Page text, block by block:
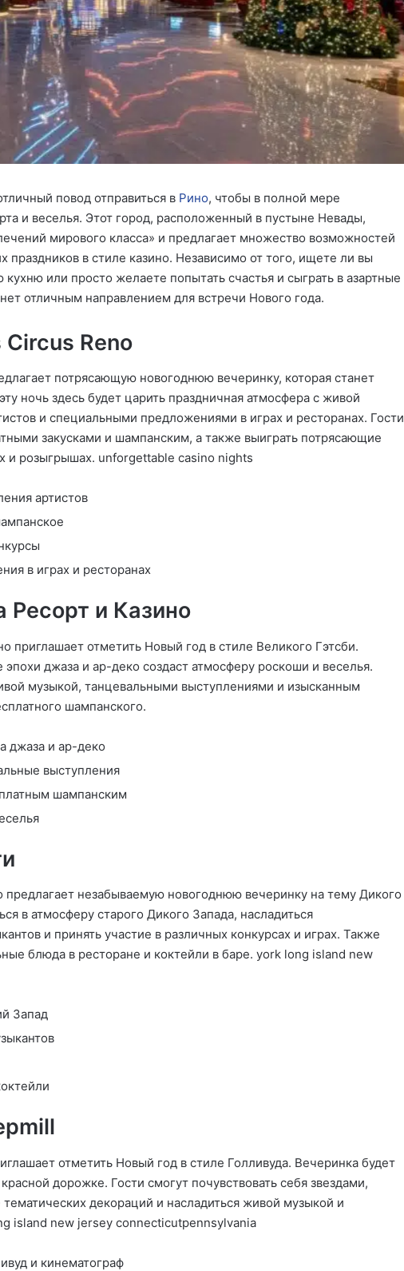
повод отправиться в Рино, чтобы в полной мере
и веселья. Этот город, расположенный в пустыне Невады,
мирового класса» и предлагает множество возможностей
праздников в стиле казино. Независимо от того, ищете ли вы
или просто желаете попытать счастья и сыграть в азартные
отличным направлением для встречи Нового года.
Circus Reno
потрясающую новогоднюю вечеринку, которая станет
ночь здесь будет царить праздничная атмосфера с живой
и специальными предложениями в играх и ресторанах. Гости
закусками и шампанским, а также выиграть потрясающие
и розыгрышах. unforgettable casino nights
артистов
в играх и ресторанах
Ресорт и Казино
приглашает отметить Новый год в стиле Великого Гэтсби.
эпохи джаза и ар-деко создаст атмосферу роскоши и веселья.
музыкой, танцевальными выступлениями и изысканным
шампанского.
джаза и ар-деко
выступления
шампанским
предлагает незабываемую новогоднюю вечеринку на тему Дикого
в атмосферу старого Дикого Запада, насладиться
и принять участие в различных конкурсах и играх. Также
блюда в ресторане и коктейли в баре. york long island new
Запад
отметить Новый год в стиле Голливуда. Вечеринка будет
дорожке. Гости смогут почувствовать себя звездами,
декораций и насладиться живой музыкой и
island new jersey connecticutpennsylvania
и кинематограф